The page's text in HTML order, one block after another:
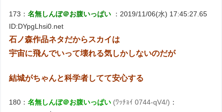
173：名無しんぼ＠お腹いっぱい
：2019/11/06(水) 17:45:27.65
ID:DYpgLhsi0.net
石ノ森作品ネタだからスカイは
宇宙に飛んでいって壊れる気しかしないのだが
結城がちゃんと科学者してて安心する
180：名無しんぼ＠お腹いっぱい (ﾜｯﾁｮｲ 0744-qV4/) ：